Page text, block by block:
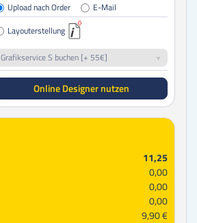
Upload nach Order
E-Mail
Layouterstellung
Grafikservice S buchen [+ 55€]
Online Designer nutzen
11,25
0,00
0,00
0,00
9,90 €